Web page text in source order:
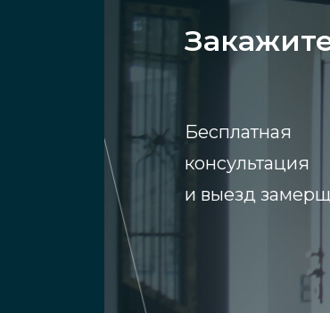
Бесплатная
консультация
и выезд